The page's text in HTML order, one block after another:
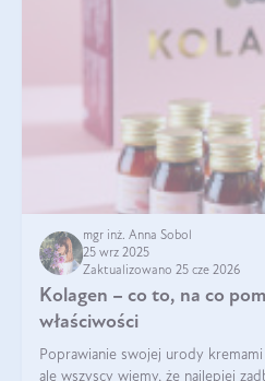
mgr inż. Anna Sobol
25 wrz 2025
Zaktualizowano 25 cze 2026
Kolagen – co to, na co
właściwości
Poprawianie swojej urody
ale wszyscy wiemy, że najlepiej